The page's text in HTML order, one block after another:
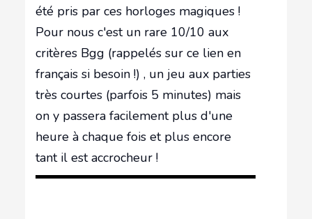
été pris par ces horloges magiques !
Pour nous c'est un rare 10/10 aux
critères Bgg (rappelés sur ce lien en
français si besoin !) , un jeu aux parties
très courtes (parfois 5 minutes) mais
on y passera facilement plus d'une
heure à chaque fois et plus encore
tant il est accrocheur !